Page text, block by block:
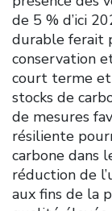
de 5 % d’ici
durable ferait
conservation
court terme
stocks de
de mesures
résiliente
carbone dans
réduction de
aux fins de la